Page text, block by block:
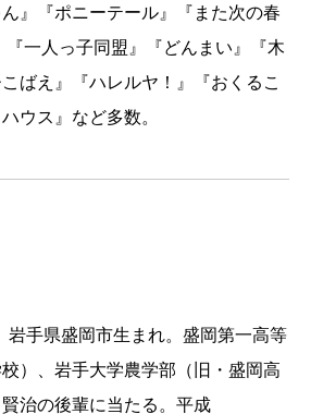
』『ポニーテール』『また次の春
一人っ子同盟』『どんまい』『木
ばえ』『ハレルヤ！』『おくるこ
ウス』など多数。
岩手県盛岡市生まれ。盛岡第一高等
）、岩手大学農学部（旧・盛岡高
治の後輩に当たる。平成